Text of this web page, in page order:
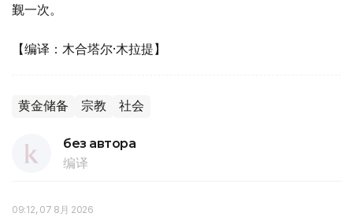
觐一次。
【编译：木合塔尔·木拉提】
黄金储备 宗教 社会
без автора
编译
09:12, 07 8月 2026